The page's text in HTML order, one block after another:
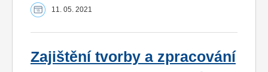
11. 05. 2021
Zajištění tvorby a zpracování